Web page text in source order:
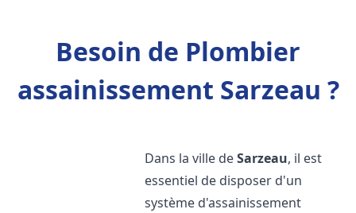
Besoin de Plombier
assainissement Sarzeau ?
Dans la ville deSarzeau, il est
essentiel de disposer d'un
système d'assainissement